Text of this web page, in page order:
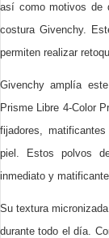
así como motivos de
costura Givenchy.
permiten realizar
Givenchy amplía
Prisme Libre 4-Color
fijadores,
piel. Estos polvos
inmediato y
Su textura
durante todo el día.